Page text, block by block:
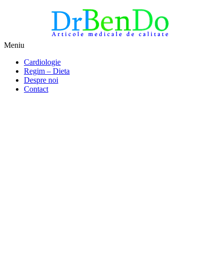
DrBendo.ro
Alimentatia sa iti fie medicatia
Meniu
conținut
Cardiologie
Regim – Dieta
Despre noi
Contact